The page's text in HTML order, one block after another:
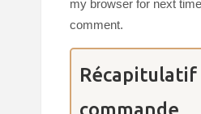
my browser for next
comment.
commande